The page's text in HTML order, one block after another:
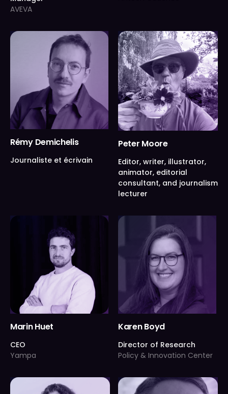
AVEVA
Rémy Demichelis
Journaliste et écrivain
Peter Moore
Editor, writer, illustrator,
animator, editorial
consultant, and journalism
lecturer
Marin Huet
CEO
Yampa
Karen Boyd
Director of Research
Policy & Innovation Center